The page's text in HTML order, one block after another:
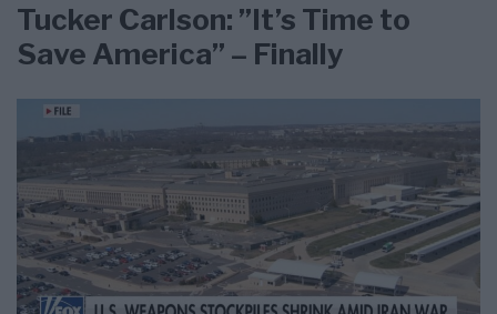
Tucker Carlson: ”It’s Time to
Save America” – Finally